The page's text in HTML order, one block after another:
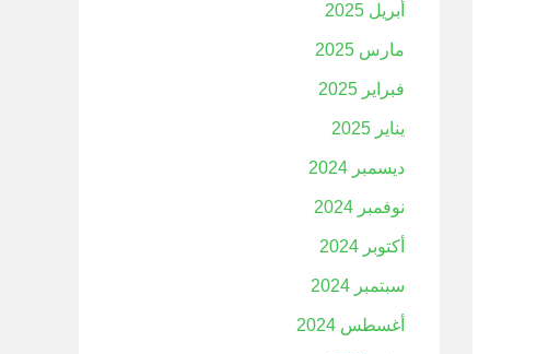
أبريل 2025
مارس 2025
فبراير 2025
يناير 2025
ديسمبر 2024
نوفمبر 2024
أكتوبر 2024
سبتمبر 2024
أغسطس 2024